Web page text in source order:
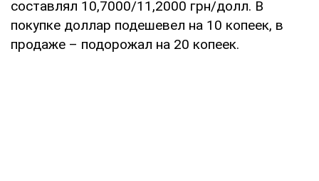
составлял 10,7000/11,2000 грн/долл. В
покупке доллар подешевел на 10 копеек, в
продаже – подорожал на 20 копеек.